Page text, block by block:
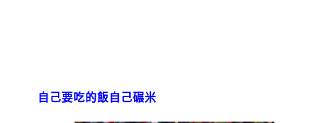
自己要吃的飯自己碾米